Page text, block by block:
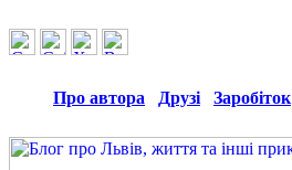
Про автора Друзі Заробіток